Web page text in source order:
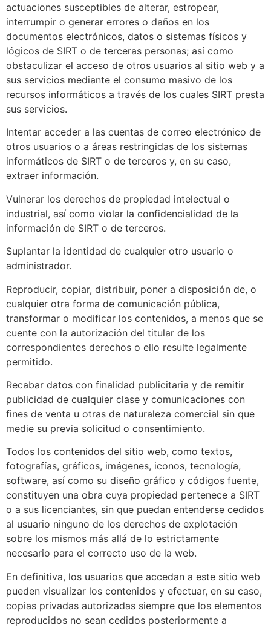
actuaciones susceptibles de alterar, estropear,
interrumpir o generar errores o daños en los
documentos electrónicos, datos o sistemas físicos y
lógicos de SIRT o de terceras personas; así como
obstaculizar el acceso de otros usuarios al sitio web y a
sus servicios mediante el consumo masivo de los
recursos informáticos a través de los cuales SIRT presta
sus servicios.
Intentar acceder a las cuentas de correo electrónico de
otros usuarios o a áreas restringidas de los sistemas
informáticos de SIRT o de terceros y, en su caso,
extraer información.
Vulnerar los derechos de propiedad intelectual o
industrial, así como violar la confidencialidad de la
información de SIRT o de terceros.
Suplantar la identidad de cualquier otro usuario o
administrador.
Reproducir, copiar, distribuir, poner a disposición de, o
cualquier otra forma de comunicación pública,
transformar o modificar los contenidos, a menos que se
cuente con la autorización del titular de los
correspondientes derechos o ello resulte legalmente
permitido.
Recabar datos con finalidad publicitaria y de remitir
publicidad de cualquier clase y comunicaciones con
fines de venta u otras de naturaleza comercial sin que
medie su previa solicitud o consentimiento.
Todos los contenidos del sitio web, como textos,
fotografías, gráficos, imágenes, iconos, tecnología,
software, así como su diseño gráfico y códigos fuente,
constituyen una obra cuya propiedad pertenece a SIRT
o a sus licenciantes, sin que puedan entenderse cedidos
al usuario ninguno de los derechos de explotación
sobre los mismos más allá de lo estrictamente
necesario para el correcto uso de la web.
En definitiva, los usuarios que accedan a este sitio web
pueden visualizar los contenidos y efectuar, en su caso,
copias privadas autorizadas siempre que los elementos
reproducidos no sean cedidos posteriormente a